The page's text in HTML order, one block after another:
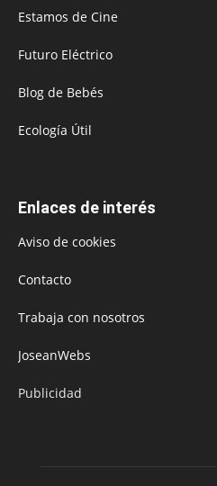
Estamos de Cine
Futuro Eléctrico
Blog de Bebés
Ecología Útil
Enlaces de interés
Aviso de cookies
Contacto
Trabaja con nosotros
JoseanWebs
Publicidad